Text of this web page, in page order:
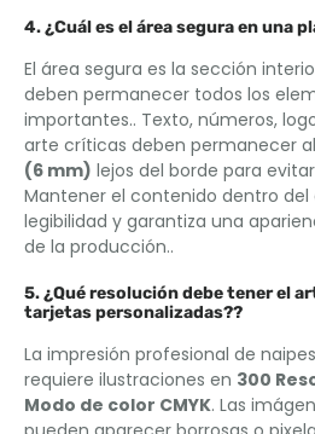
4. ¿Cuál es el área segura en una
El área segura es la sección
deben permanecer todos los
importantes.. Texto, números,
arte críticas deben permanecer
(6 mm) lejos del borde para
Mantener el contenido dentro del
legibilidad y garantiza una
de la producción..
5. ¿Qué resolución debe tener el
tarjetas personalizadas??
La impresión profesional de
requiere ilustraciones en 300
Modo de color CMYK. Las